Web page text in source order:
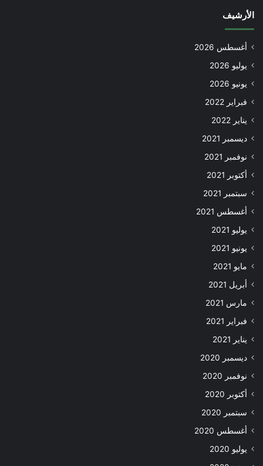
الأرشيف
أغسطس 2026
يوليو 2026
يونيو 2026
فبراير 2022
يناير 2022
ديسمبر 2021
نوفمبر 2021
أكتوبر 2021
سبتمبر 2021
أغسطس 2021
يوليو 2021
يونيو 2021
مايو 2021
أبريل 2021
مارس 2021
فبراير 2021
يناير 2021
ديسمبر 2020
نوفمبر 2020
أكتوبر 2020
سبتمبر 2020
أغسطس 2020
يوليو 2020